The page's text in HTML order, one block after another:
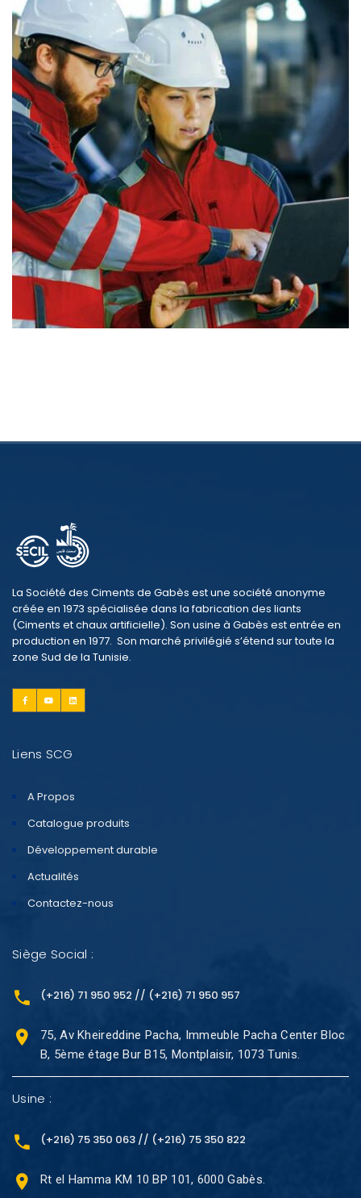
La Société des Ciments de Gabès est une société anonyme
créée en 1973 spécialisée dans la fabrication des liants
(Ciments et chaux artificielle). Son usine à Gabès est entrée en
production en 1977. Son marché privilégié s’étend sur toute la
zone Sud de la Tunisie.
Liens SCG
A Propos
Catalogue produits
Développement durable
Actualités
Contactez-nous
Siège Social :
(+216) 71 950 952 // (+216) 71 950 957
75, Av Kheireddine Pacha, Immeuble Pacha Center Bloc
B, 5ème étage Bur B15, Montplaisir, 1073 Tunis.
Usine :
(+216) 75 350 063 // (+216) 75 350 822
Rt el Hamma KM 10 BP 101, 6000 Gabès.